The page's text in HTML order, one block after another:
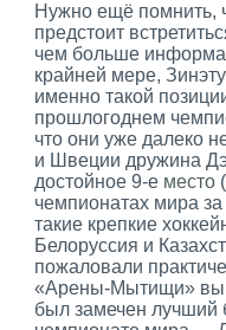
Нужно ещё помнить,
предстоит
чем больше
крайней мере,
именно такой
прошлогоднем
что они уже далеко
и Швеции дружина
достойное 9-е место
чемпионатах мира
такие крепкие
Белоруссия и
пожаловали
«Арены-Мытищи»
был замечен